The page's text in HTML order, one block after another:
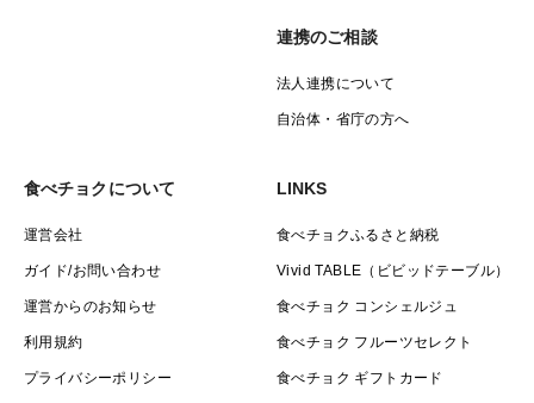
連携のご相談
法人連携について
自治体・省庁の方へ
食べチョクについて
運営会社
ガイド/お問い合わせ
運営からのお知らせ
利用規約
プライバシーポリシー
LINKS
食べチョクふるさと納税
Vivid TABLE（ビビッドテーブル）
食べチョク コンシェルジュ
食べチョク フルーツセレクト
食べチョク ギフトカード